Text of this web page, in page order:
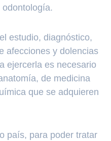
estudio, diagnóstico,
afecciones y dolencias
ejercerla es necesario
de medicina
que se adquieren
país, para poder tratar